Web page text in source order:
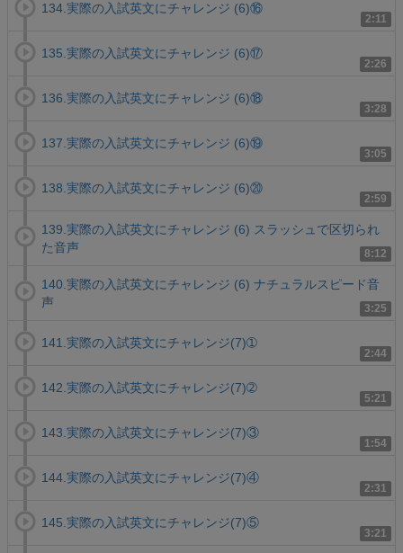
2:11
134.実際の入試英文にチャレンジ (6)⑯
2:26
135.実際の入試英文にチャレンジ (6)⑰
3:28
136.実際の入試英文にチャレンジ (6)⑱
3:05
137.実際の入試英文にチャレンジ (6)⑲
2:59
138.実際の入試英文にチャレンジ (6)⑳
8:12
139.実際の入試英文にチャレンジ (6) スラッシュで区切られ
た音声
3:25
140.実際の入試英文にチャレンジ (6) ナチュラルスピード音
声
2:44
141.実際の入試英文にチャレンジ(7)➀
5:21
142.実際の入試英文にチャレンジ(7)➁
1:54
143.実際の入試英文にチャレンジ(7)③
2:31
144.実際の入試英文にチャレンジ(7)④
3:21
145.実際の入試英文にチャレンジ(7)⑤